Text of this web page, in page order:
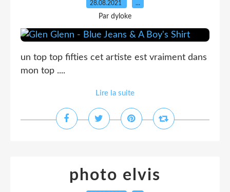
28.08.2021 …
Par dyloke
un top top fifties cet artiste est vraiment dans
mon top ....
Lire la suite
photo elvis